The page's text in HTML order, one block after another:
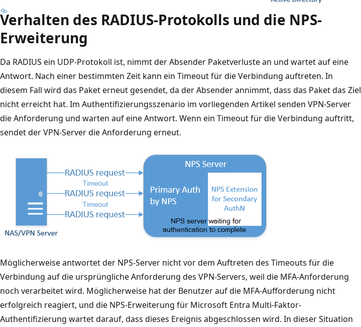
Verhalten des RADIUS-Protokolls und die NPS-
Erweiterung
Da RADIUS ein UDP-Protokoll ist, nimmt der Absender Paketverluste an und wartet auf eine
Antwort. Nach einer bestimmten Zeit kann ein Timeout für die Verbindung auftreten. In
diesem Fall wird das Paket erneut gesendet, da der Absender annimmt, dass das Paket das Ziel
nicht erreicht hat. Im Authentifizierungsszenario im vorliegenden Artikel senden VPN-Server
die Anforderung und warten auf eine Antwort. Wenn ein Timeout für die Verbindung auftritt,
sendet der VPN-Server die Anforderung erneut.
Möglicherweise antwortet der NPS-Server nicht vor dem Auftreten des Timeouts für die
Verbindung auf die ursprüngliche Anforderung des VPN-Servers, weil die MFA-Anforderung
noch verarbeitet wird. Möglicherweise hat der Benutzer auf die MFA-Aufforderung nicht
erfolgreich reagiert, und die NPS-Erweiterung für Microsoft Entra Multi-Faktor-
Authentifizierung wartet darauf, dass dieses Ereignis abgeschlossen wird. In dieser Situation